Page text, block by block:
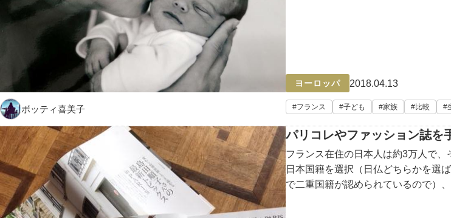
ヨーロッパ 2018.04.13
ボッティ喜美子 フランス 子ども 家族 比較
パリコレやファッション誌を
フランス在住の日本人は約3万人で
日本国籍を選択（日仏どちらかを選
で二重国籍が認められているので）